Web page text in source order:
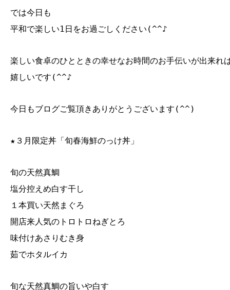
では今日も
平和で楽しい1日をお過ごしください(^^♪
楽しい食卓のひとときの幸せなお時間のお手伝いが出来れ
嬉しいです(^^♪
今日もブログご覧頂きありがとうございます(^^)
★３月限定丼「旬春海鮮のっけ丼」
旬の天然真鯛
塩分控えめ白す干し
１本買い天然まぐろ
開店来人気のトロトロねぎとろ
味付けあさりむき身
茹でホタルイカ
旬な天然真鯛の旨いや白す